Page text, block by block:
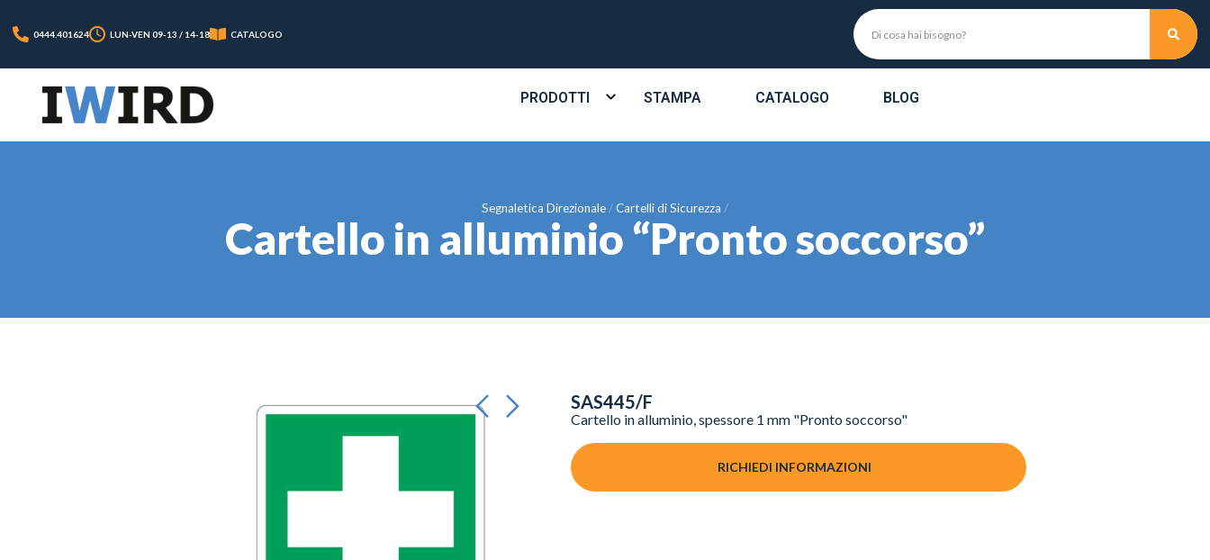
0444.401624 LUN-VEN 09-13 / 14-18 CATALOGO
PRODOTTI STAMPA CATALOGO BLOG
Segnaletica Direzionale Cartelli di Sicurezza
Cartello in alluminio “Pronto soccorso”
SAS445/F
Cartello in alluminio, spessore 1 mm "Pronto soccorso"
RICHIEDI INFORMAZIONI